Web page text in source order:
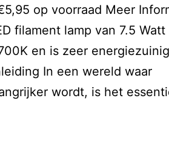
op voorraad Meer
filament lamp van 7.5
en is zeer
In een wereld waar
wordt, is het